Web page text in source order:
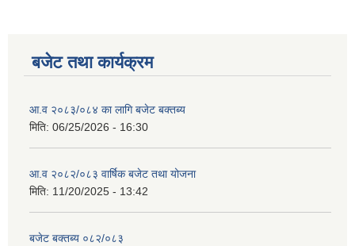
बजेट तथा कार्यक्रम
आ.व २०८३/०८४ का लागि बजेट बक्तब्य
मिति: 06/25/2026 - 16:30
आ.व २०८२/०८३ वार्षिक बजेट तथा योजना
मिति: 11/20/2025 - 13:42
बजेट बक्तब्य ०८२/०८३